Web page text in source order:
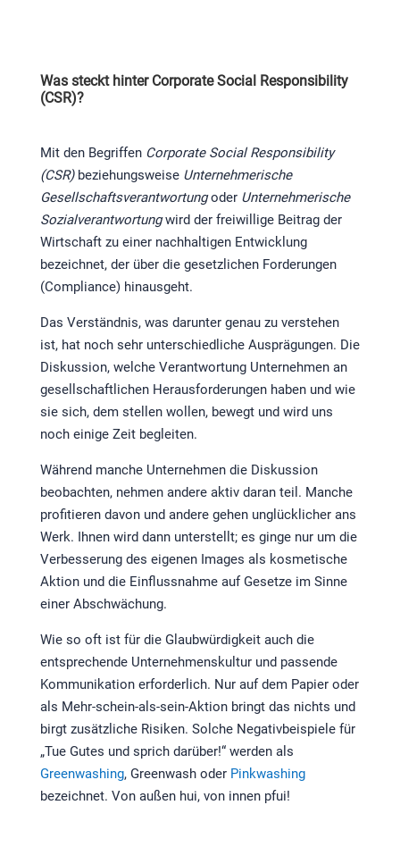
Was steckt hinter Corporate Social Responsibility
(CSR)?
Mit den Begriffen Corporate Social Responsibility
(CSR)beziehungsweise Unternehmerische
Gesellschaftsverantwortungoder Unternehmerische
Sozialverantwortungwird der freiwillige Beitrag der
Wirtschaft zu einer nachhaltigen Entwicklung
bezeichnet, der über die gesetzlichen Forderungen
(Compliance) hinausgeht.
Das Verständnis, was darunter genau zu verstehen
ist, hat noch sehr unterschiedliche Ausprägungen. Die
Diskussion, welche Verantwortung Unternehmen an
gesellschaftlichen Herausforderungen haben und wie
sie sich, dem stellen wollen, bewegt und wird uns
noch einige Zeit begleiten.
Während manche Unternehmen die Diskussion
beobachten, nehmen andere aktiv daran teil. Manche
profitieren davon und andere gehen unglücklicher ans
Werk. Ihnen wird dann unterstellt; es ginge nur um die
Verbesserung des eigenen Images als kosmetische
Aktion und die Einflussnahme auf Gesetze im Sinne
einer Abschwächung.
Wie so oft ist für die Glaubwürdigkeit auch die
entsprechende Unternehmenskultur und passende
Kommunikation erforderlich. Nur auf dem Papier oder
als Mehr-schein-als-sein-Aktion bringt das nichts und
birgt zusätzliche Risiken. Solche Negativbeispiele für
„Tue Gutes und sprich darüber!“ werden als
Greenwashing, Greenwash oder Pinkwashing
bezeichnet. Von außen hui, von innen pfui!